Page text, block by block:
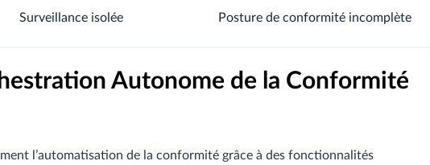
Surveillance isolée Posture de conformité incomplète
Autonome de la Conformité
l’automatisation de la conformité grâce à des fonctionnalités